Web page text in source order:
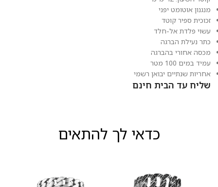
מנגנון אוטומט יפני
זכוכית ספיר קוטד
עשוי פלדת אל-חלד
כתר נעילת הברגה
מכסה אחורי בהברגה
עמיד במים 100 מטר
אחריות שנתיים יבואן רשמי
שליח עד הבית חינם
כדאי לך להתאים